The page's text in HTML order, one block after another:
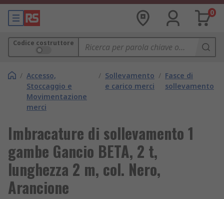
0
Codice costruttore
/ Accesso,
Stoccaggio e
Movimentazione
merci
/ Sollevamento
e carico merci
/ Fasce di
sollevamento
Imbracature di sollevamento 1
gambe Gancio BETA, 2 t,
lunghezza 2 m, col. Nero,
Arancione